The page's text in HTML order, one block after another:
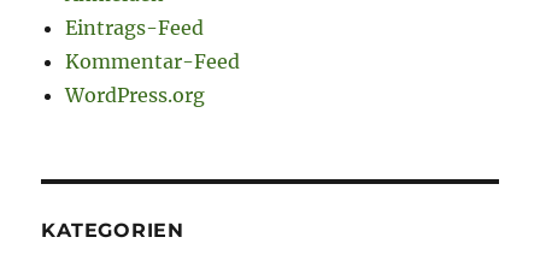
Eintrags-Feed
Kommentar-Feed
WordPress.org
KATEGORIEN